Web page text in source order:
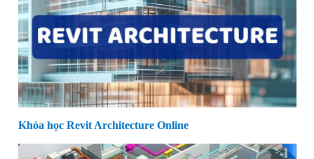
Khóa học Revit Architecture Online